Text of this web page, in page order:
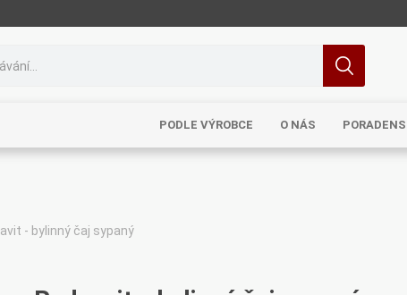
PODLE VÝROBCE O NÁS
- bylinný čaj sypaný